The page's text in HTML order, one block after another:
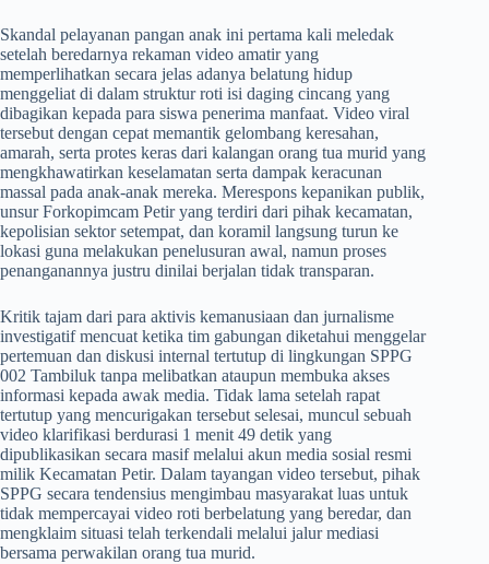
​Skandal pelayanan pangan anak ini pertama kali meledak
setelah beredarnya rekaman video amatir yang
memperlihatkan secara jelas adanya belatung hidup
menggeliat di dalam struktur roti isi daging cincang yang
dibagikan kepada para siswa penerima manfaat. Video viral
tersebut dengan cepat memantik gelombang keresahan,
amarah, serta protes keras dari kalangan orang tua murid yang
mengkhawatirkan keselamatan serta dampak keracunan
massal pada anak-anak mereka. Merespons kepanikan publik,
unsur Forkopimcam Petir yang terdiri dari pihak kecamatan,
kepolisian sektor setempat, dan koramil langsung turun ke
lokasi guna melakukan penelusuran awal, namun proses
penanganannya justru dinilai berjalan tidak transparan.
​Kritik tajam dari para aktivis kemanusiaan dan jurnalisme
investigatif mencuat ketika tim gabungan diketahui menggelar
pertemuan dan diskusi internal tertutup di lingkungan SPPG
002 Tambiluk tanpa melibatkan ataupun membuka akses
informasi kepada awak media. Tidak lama setelah rapat
tertutup yang mencurigakan tersebut selesai, muncul sebuah
video klarifikasi berdurasi 1 menit 49 detik yang
dipublikasikan secara masif melalui akun media sosial resmi
milik Kecamatan Petir. Dalam tayangan video tersebut, pihak
SPPG secara tendensius mengimbau masyarakat luas untuk
tidak mempercayai video roti berbelatung yang beredar, dan
mengklaim situasi telah terkendali melalui jalur mediasi
bersama perwakilan orang tua murid.